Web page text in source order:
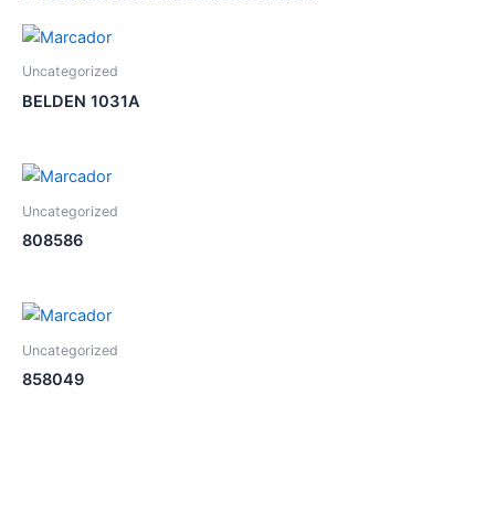
Uncategorized
BELDEN 1031A
Uncategorized
808586
Uncategorized
858049